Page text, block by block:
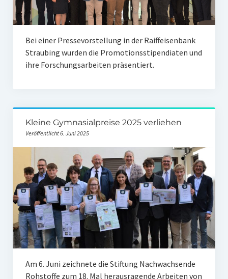
Bei einer Pressevorstellung in der Raiffeisenbank
Straubing wurden die Promotionsstipendiaten und
ihre Forschungsarbeiten präsentiert.
Kleine Gymnasialpreise 2025 verliehen
Veröffentlicht 6. Juni 2025
Am 6. Juni zeichnete die Stiftung Nachwachsende
Rohstoffe zum 18. Mal herausragende Arbeiten von